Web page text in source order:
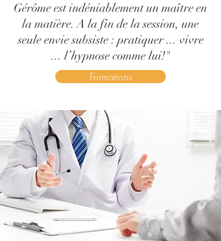
Gérôme est indéniablement un maître en
la matière. A la fin de la session, une
seule envie subsiste : pratiquer ... vivre
... l’hypnose comme lui!"
Formations